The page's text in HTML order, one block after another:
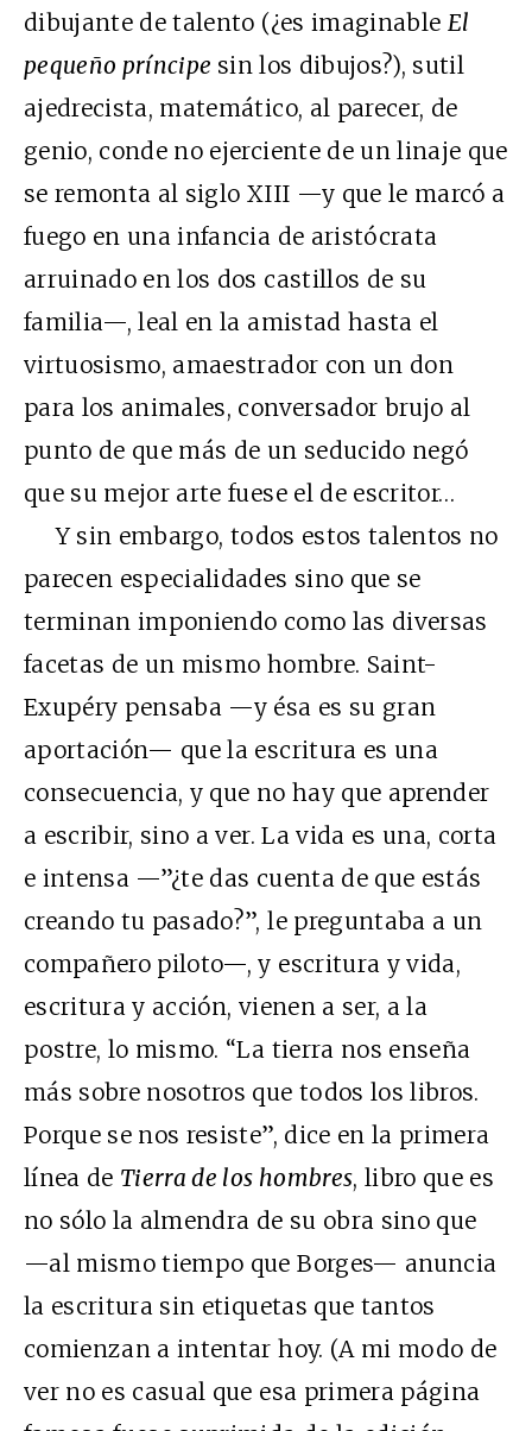
dibujante de talento (¿es imaginable El
pequeño príncipe sin los dibujos?), sutil
ajedrecista, matemático, al parecer, de
genio, conde no ejerciente de un linaje que
se remonta al siglo XIII —y que le marcó a
fuego en una infancia de aristócrata
arruinado en los dos castillos de su
familia—, leal en la amistad hasta el
virtuosismo, amaestrador con un don
para los animales, conversador brujo al
punto de que más de un seducido negó
que su mejor arte fuese el de escritor…
Y sin embargo, todos estos talentos no
parecen especialidades sino que se
terminan imponiendo como las diversas
facetas de un mismo hombre. Saint-
Exupéry pensaba —y ésa es su gran
aportación— que la escritura es una
consecuencia, y que no hay que aprender
a escribir, sino a ver. La vida es una, corta
e intensa —”¿te das cuenta de que estás
creando tu pasado?”, le preguntaba a un
compañero piloto—, y escritura y vida,
escritura y acción, vienen a ser, a la
postre, lo mismo. “La tierra nos enseña
más sobre nosotros que todos los libros.
Porque se nos resiste”, dice en la primera
línea de Tierra de los hombres, libro que es
no sólo la almendra de su obra sino que
—al mismo tiempo que Borges— anuncia
la escritura sin etiquetas que tantos
comienzan a intentar hoy. (A mi modo de
ver no es casual que esa primera página